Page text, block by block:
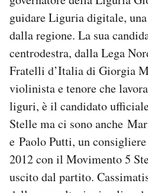
guidare Liguria digitale,
dalla regione. La sua
centrodestra, dalla Lega
Fratelli d’Italia di Giorgia
violinista e tenore che
liguri, è il candidato
Stelle ma ci sono anche
e Paolo Putti, un
2012 con il Movimento 5
uscito dal partito.